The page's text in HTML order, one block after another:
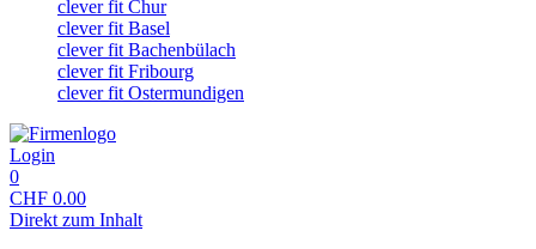
clever fit Chur
clever fit Basel
clever fit Bachenbülach
clever fit Fribourg
clever fit Ostermundigen
Login
0
CHF 0.00
Direkt zum Inhalt